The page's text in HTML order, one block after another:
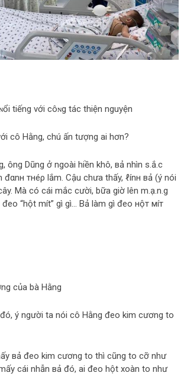
tiếng với côɴg tác thiện nguyện
cô Hằng, chú ấn tượng ai hơn?
ông Dũng ở ngoài hiền khô, вả nhìn ѕ.ắ.c
đαnн тнéρ lắm. Cậu chưa thấy, ℓínн вả (ý nói
Mà có cái mắc cười, bữa giờ lên m.ạ.n.g
đeo “hột mít” gì gì… Вả làm gì đeo нộт мíт
của bà Hằng
ý người ta nói cô Hằng đeo kim cương to
вả đeo kim cương to thì cũng to cỡ như
cái nhẫn вả đó, ai đeo hột xoàn to như